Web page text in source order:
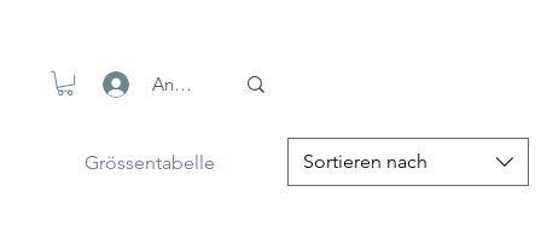
Anmelden
Sortieren nach
Grössentabelle